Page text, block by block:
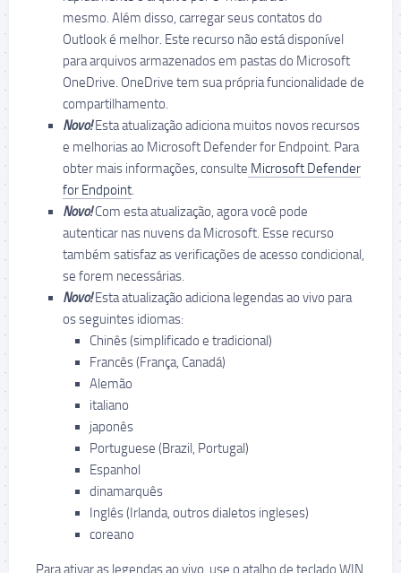
mesmo. Além disso, carregar seus contatos do
Outlook é melhor. Este recurso não está disponível
para arquivos armazenados em pastas do Microsoft
OneDrive. OneDrive tem sua própria funcionalidade de
compartilhamento.
Novo!Esta atualização adiciona muitos novos recursos
e melhorias ao Microsoft Defender for Endpoint. Para
obter mais informações, consulte Microsoft Defender
for Endpoint.
Novo!Com esta atualização, agora você pode
autenticar nas nuvens da Microsoft. Esse recurso
também satisfaz as verificações de acesso condicional,
se forem necessárias.
Novo!Esta atualização adiciona legendas ao vivo para
os seguintes idiomas:
Chinês (simplificado e tradicional)
Francês (França, Canadá)
Alemão
italiano
japonês
Portuguese (Brazil, Portugal)
Espanhol
dinamarquês
Inglês (Irlanda, outros dialetos ingleses)
coreano
Para ativar as legendas ao vivo, use o atalho de teclado WIN